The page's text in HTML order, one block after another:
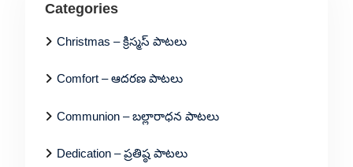
Categories
Christmas – క్రిస్మస్ పాటలు
Comfort – ఆదరణ పాటలు
Communion – బల్లారాధన పాటలు
Dedication – ప్రతిష్ఠ పాటలు